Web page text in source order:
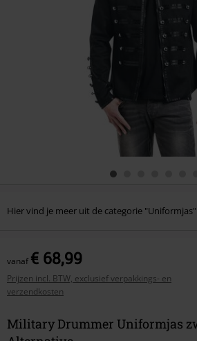
Hier vind je meer uit de categorie "Uniformjas"
vanaf€ 68,99
Prijzen incl. BTW, exclusief verpakkings- en
verzendkosten
Military Drummer Uniformjas